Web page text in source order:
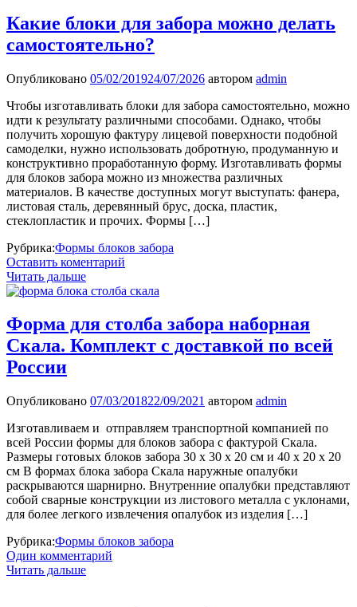
Какие блоки для забора можно делать
самостоятельно?
Опубликовано 05/02/201924/07/2026 автором admin
Чтобы изготавливать блоки для забора самостоятельно, можно
идти к результату различными способами. Однако, чтобы
получить хорошую фактуру лицевой поверхности подобной
самоделки, нужно использовать добротную, продуманную и
конструктивно проработанную форму. Изготавливать формы
для блоков забора можно из множества различных
материалов. В качестве доступных могут выступать: фанера,
листовая сталь, деревянный брус, доска, пластик,
стеклопластик и прочих. Формы […]
Рубрика:Формы блоков забора
Оставить коментарий
Читать дальше
Форма для столба забора наборная
Скала. Комплект с доставкой по всей
России
Опубликовано 07/03/201822/09/2021 автором admin
Изготавливаем и отправляем транспортной компанией по
всей России формы для блоков забора с фактурой Скала.
Размеры готовых блоков забора 30 х 30 х 20 см и 40 х 20 х 20
см В формах блока забора Скала наружные опалубки
раскрываются шарнирно. Внутренние опалубки представляют
собой сварные конструкции из листового металла с уклонами,
для более легкого извлечения опалубок из изделия […]
Рубрика:Формы блоков забора
Один комментарий
Читать дальше